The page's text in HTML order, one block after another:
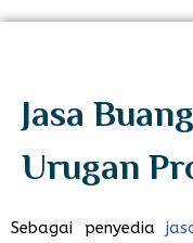
Jasa
Urugan
Sebagai penyedia